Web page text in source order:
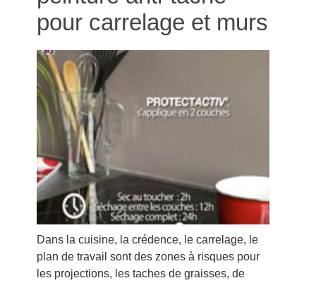
pour carrelage et murs
Dans la cuisine, la crédence, le carrelage, le
plan de travail sont des zones à risques pour
les projections, les taches de graisses, de